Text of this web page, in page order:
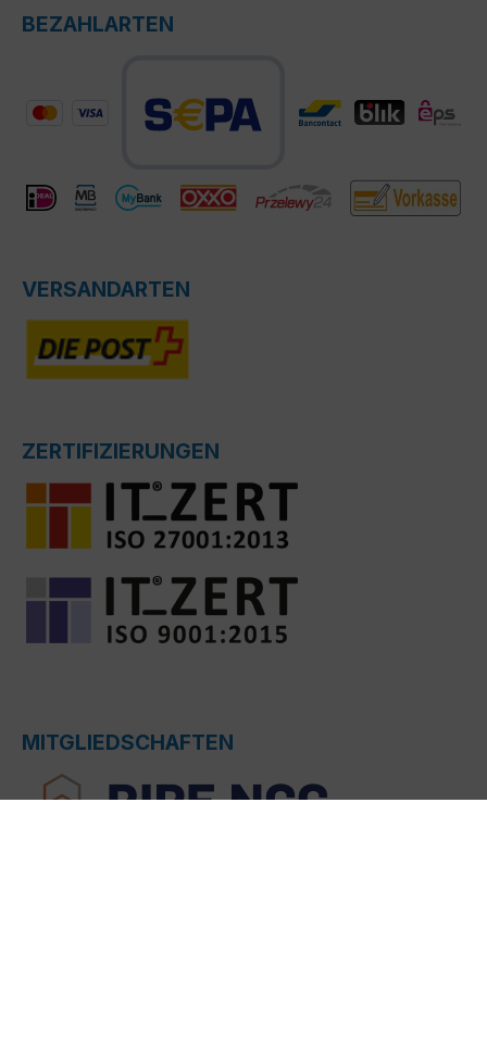
BEZAHLARTEN
VERSANDARTEN
ZERTIFIZIERUNGEN
MITGLIEDSCHAFTEN